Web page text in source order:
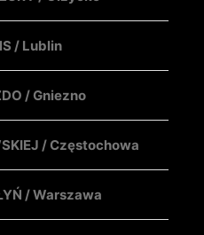
/ Lublin
/ Gniezno
/ Częstochowa
/ Warszawa